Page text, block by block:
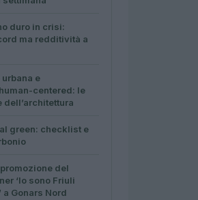
duro in crisi:
ma redditività a
e
centered: le
dell’architettura
green: checklist e
del
‘Io sono Friuli
a Gonars Nord